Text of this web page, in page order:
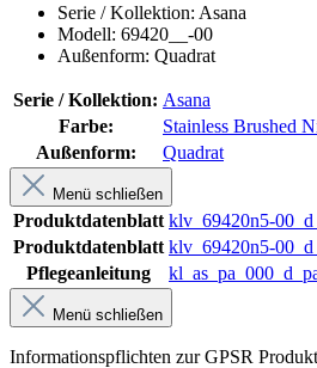
Serie / Kollektion: Asana
Modell: 69420__-00
Außenform: Quadrat
Serie / Kollektion: Asana
Farbe:
Stainless Brushed
Außenform:
Quadrat
Menü schließen
Produktdatenblatt klv_69420n5-
Produktdatenblatt klv_69420n5-
Pflegeanleitung
Menü schließen
Informationspflichten zur GPSR